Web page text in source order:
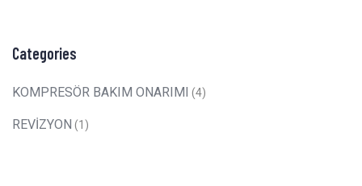
Categories
KOMPRESÖR BAKIM ONARIMI (4)
REVİZYON(1)